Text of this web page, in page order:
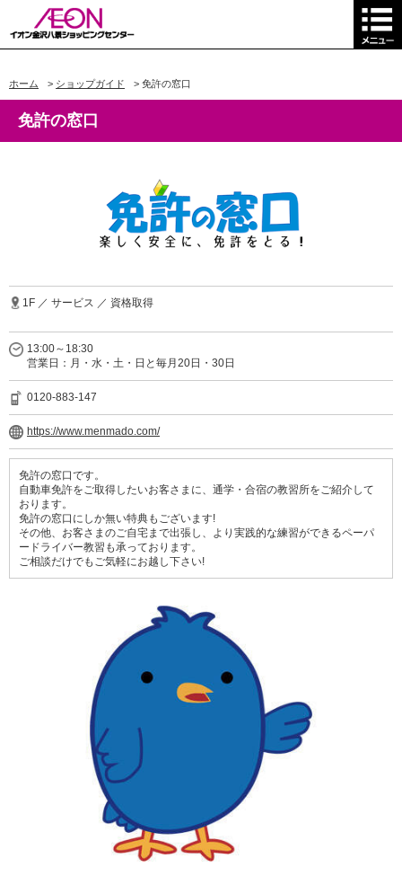
ホーム > ショップガイド > 免許の窓口
免許の窓口
1F ／ サービス ／ 資格取得
13:00～18:30
営業日：月・水・土・日と毎月20日・30日
0120-883-147
https://www.menmado.com/
免許の窓口です。
自動車免許をご取得したいお客さまに、通学・合宿の教習所をご紹介して
おります。
免許の窓口にしか無い特典もございます!
その他、お客さまのご自宅まで出張し、より実践的な練習ができるペーパ
ードライバー教習も承っております。
ご相談だけでもご気軽にお越し下さい!